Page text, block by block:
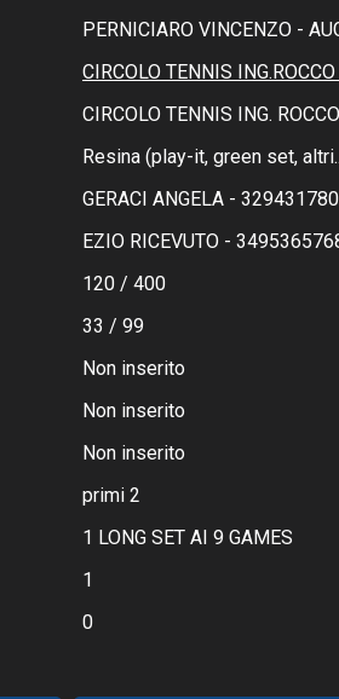
PERNICIARO VINCENZO -
CIRCOLO TENNIS
CIRCOLO TENNIS ING.
Resina (play-it, green set,
GERACI ANGELA -
EZIO RICEVUTO -
120 / 400
33 / 99
Non inserito
Non inserito
Non inserito
primi 2
1 LONG SET AI 9 GAMES
1
0